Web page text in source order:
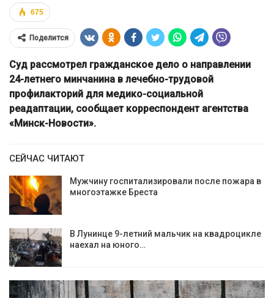
675
Поделится
Суд рассмотрел гражданское дело о направлении
24-летнего минчанина в лечебно-трудовой
профилакторий для медико-социальной
реадаптации, сообщает корреспондент агентства
«Минск-Новости».
СЕЙЧАС ЧИТАЮТ
Мужчину госпитализировали после пожара в
многоэтажке Бреста
В Лунинце 9-летний мальчик на квадроцикле
наехал на юного…